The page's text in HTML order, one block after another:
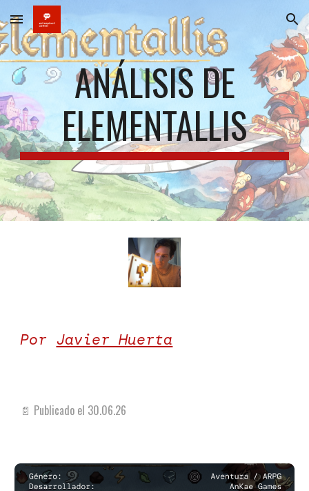
Skip to main content Skip to navigation
ANÁLISIS DE
ELEMENTALLIS
Por Javier Huerta
📄 Publicado el 30.06.26